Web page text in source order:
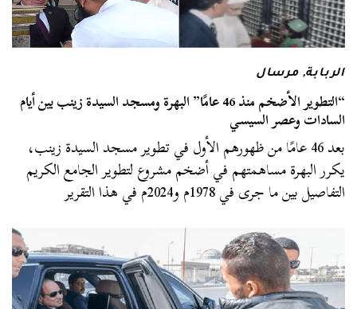
الربابة,مرسال
“التطوير الأضخم منذ 46 عامًا” البهرة ومسجد السيدة زينب بين أيام
السادات وعصر السيسي
بعد 46 عامًا من ظهورهم الأول في تطوير مسجد السيدة زينب،
يكرر البهرة مساهمتهم في أضخم مشروع لتطوير الجامع الكريم
التفاصيل بين ما جرى في 1978م و2024م في هذا التقرير